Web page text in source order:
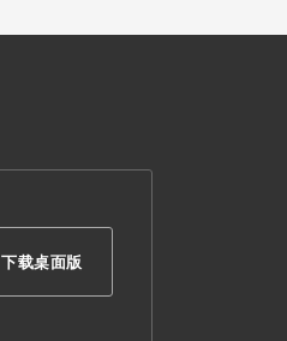
下载桌面版